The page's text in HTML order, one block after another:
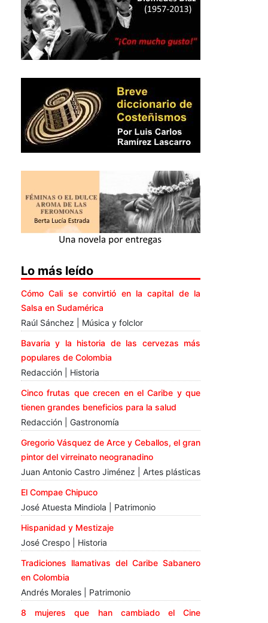
Lo más leído
Cómo Cali se convirtió en la capital de la
Salsa en Sudamérica
Raúl Sánchez | Música y folclor
Bavaria y la historia de las cervezas más
populares de Colombia
Redacción | Historia
Cinco frutas que crecen en el Caribe y que
tienen grandes beneficios para la salud
Redacción | Gastronomía
Gregorio Vásquez de Arce y Ceballos, el gran
pintor del virreinato neogranadino
Juan Antonio Castro Jiménez | Artes plásticas
El Compae Chipuco
José Atuesta Mindiola | Patrimonio
Hispanidad y Mestizaje
José Crespo | Historia
Tradiciones llamativas del Caribe Sabanero
en Colombia
Andrés Morales | Patrimonio
8 mujeres que han cambiado el Cine